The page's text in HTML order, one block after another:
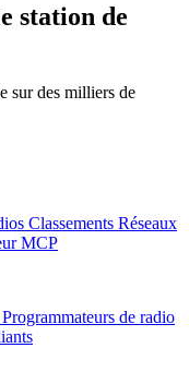
station de
sur des milliers de
Classements Réseaux
MCP
Programmateurs de radio